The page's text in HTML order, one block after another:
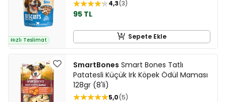
Hızlı Teslimat
4,3 3
95 TL
Sepete Ekle
SmartBones Smart Bones Tatlı
Patatesli Küçük Irk Köpek Ödül Maması
128gr (8'li)
5,0 5